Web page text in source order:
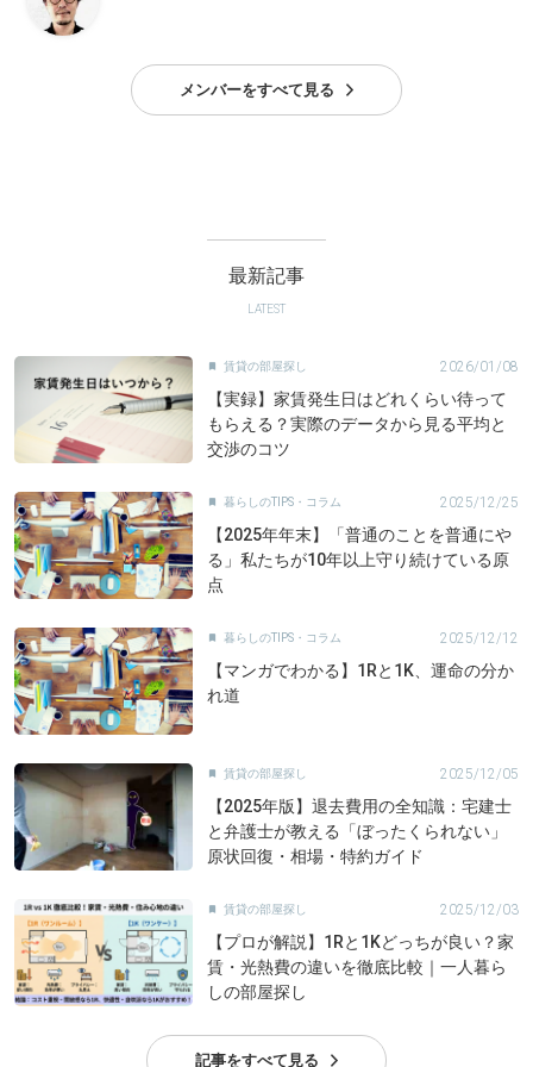
メンバーをすべて見る
最新記事
LATEST
賃貸の部屋探し 2026/01/08
【実録】家賃発生日はどれくらい待って
もらえる？実際のデータから見る平均と
交渉のコツ
暮らしのTIPS・コラム 2025/12/25
【2025年年末】「普通のことを普通にや
る」私たちが10年以上守り続けている原
点
暮らしのTIPS・コラム 2025/12/12
【マンガでわかる】1Rと1K、運命の分か
れ道
賃貸の部屋探し 2025/12/05
【2025年版】退去費用の全知識：宅建士
と弁護士が教える「ぼったくられない」
原状回復・相場・特約ガイド
賃貸の部屋探し 2025/12/03
【プロが解説】1Rと1Kどっちが良い？家
賃・光熱費の違いを徹底比較｜一人暮ら
しの部屋探し
記事をすべて見る